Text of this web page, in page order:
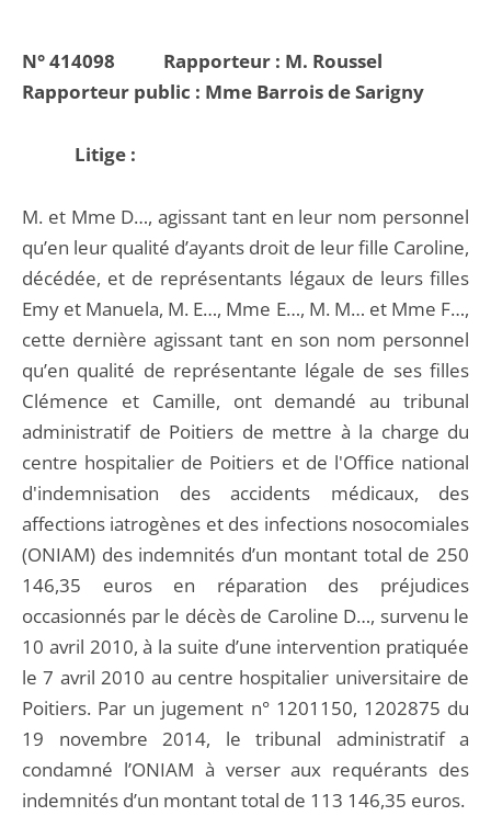
N° 414098 Rapporteur : M. Roussel
Rapporteur public : Mme Barrois de Sarigny
Litige :
M. et Mme D…, agissant tant en leur nom personnel
qu’en leur qualité d’ayants droit de leur fille Caroline,
décédée, et de représentants légaux de leurs filles
Emy et Manuela, M. E…, Mme E…, M. M… et Mme F…,
cette dernière agissant tant en son nom personnel
qu’en qualité de représentante légale de ses filles
Clémence et Camille, ont demandé au tribunal
administratif de Poitiers de mettre à la charge du
centre hospitalier de Poitiers et de l'Office national
d'indemnisation des accidents médicaux, des
affections iatrogènes et des infections nosocomiales
(ONIAM) des indemnités d’un montant total de 250
146,35 euros en réparation des préjudices
occasionnés par le décès de Caroline D…, survenu le
10 avril 2010, à la suite d’une intervention pratiquée
le 7 avril 2010 au centre hospitalier universitaire de
Poitiers. Par un jugement n° 1201150, 1202875 du
19 novembre 2014, le tribunal administratif a
condamné l’ONIAM à verser aux requérants des
indemnités d’un montant total de 113 146,35 euros.